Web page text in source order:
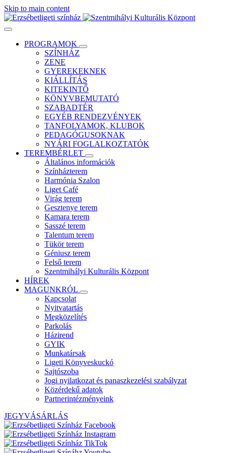
Skip to main content
PROGRAMOK
SZÍNHÁZ
ZENE
GYEREKEKNEK
KIÁLLÍTÁS
KITEKINTŐ
KÖNYVBEMUTATÓ
SZABADTÉR
EGYÉB RENDEZVÉNYEK
TANFOLYAMOK, KLUBOK
PEDAGÓGUSOKNAK
NYÁRI FOGLALKOZTATÓK
TEREMBÉRLET
Általános információk
Színházterem
Harmónia Szalon
Liget Café
Virág terem
Gesztenye terem
Kamara terem
Sasszé terem
Talentum terem
Tükör terem
Géniusz terem
Felső terem
Szentmihályi Kulturális Központ
HÍREK
MAGUNKRÓL
Kapcsolat
Nyitvatartás
Megközelítés
Parkolás
Házirend
GYIK
Munkatársak
Ligeti Könyveskuckó
Sajtószoba
Jogi nyilatkozat és panaszkezelési szabályzat
Közérdekű adatok
Partnerintézményeink
JEGYVÁSÁRLÁS